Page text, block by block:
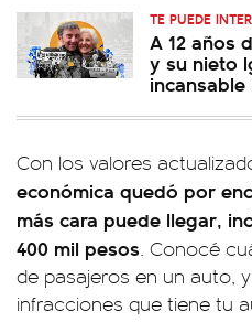
TE PUEDE
A 12 años
y su nieto
Con los valores
económica quedó por
más cara puede llegar,
400 mil pesos. Conocé
de pasajeros en un auto,
infracciones que tiene tu